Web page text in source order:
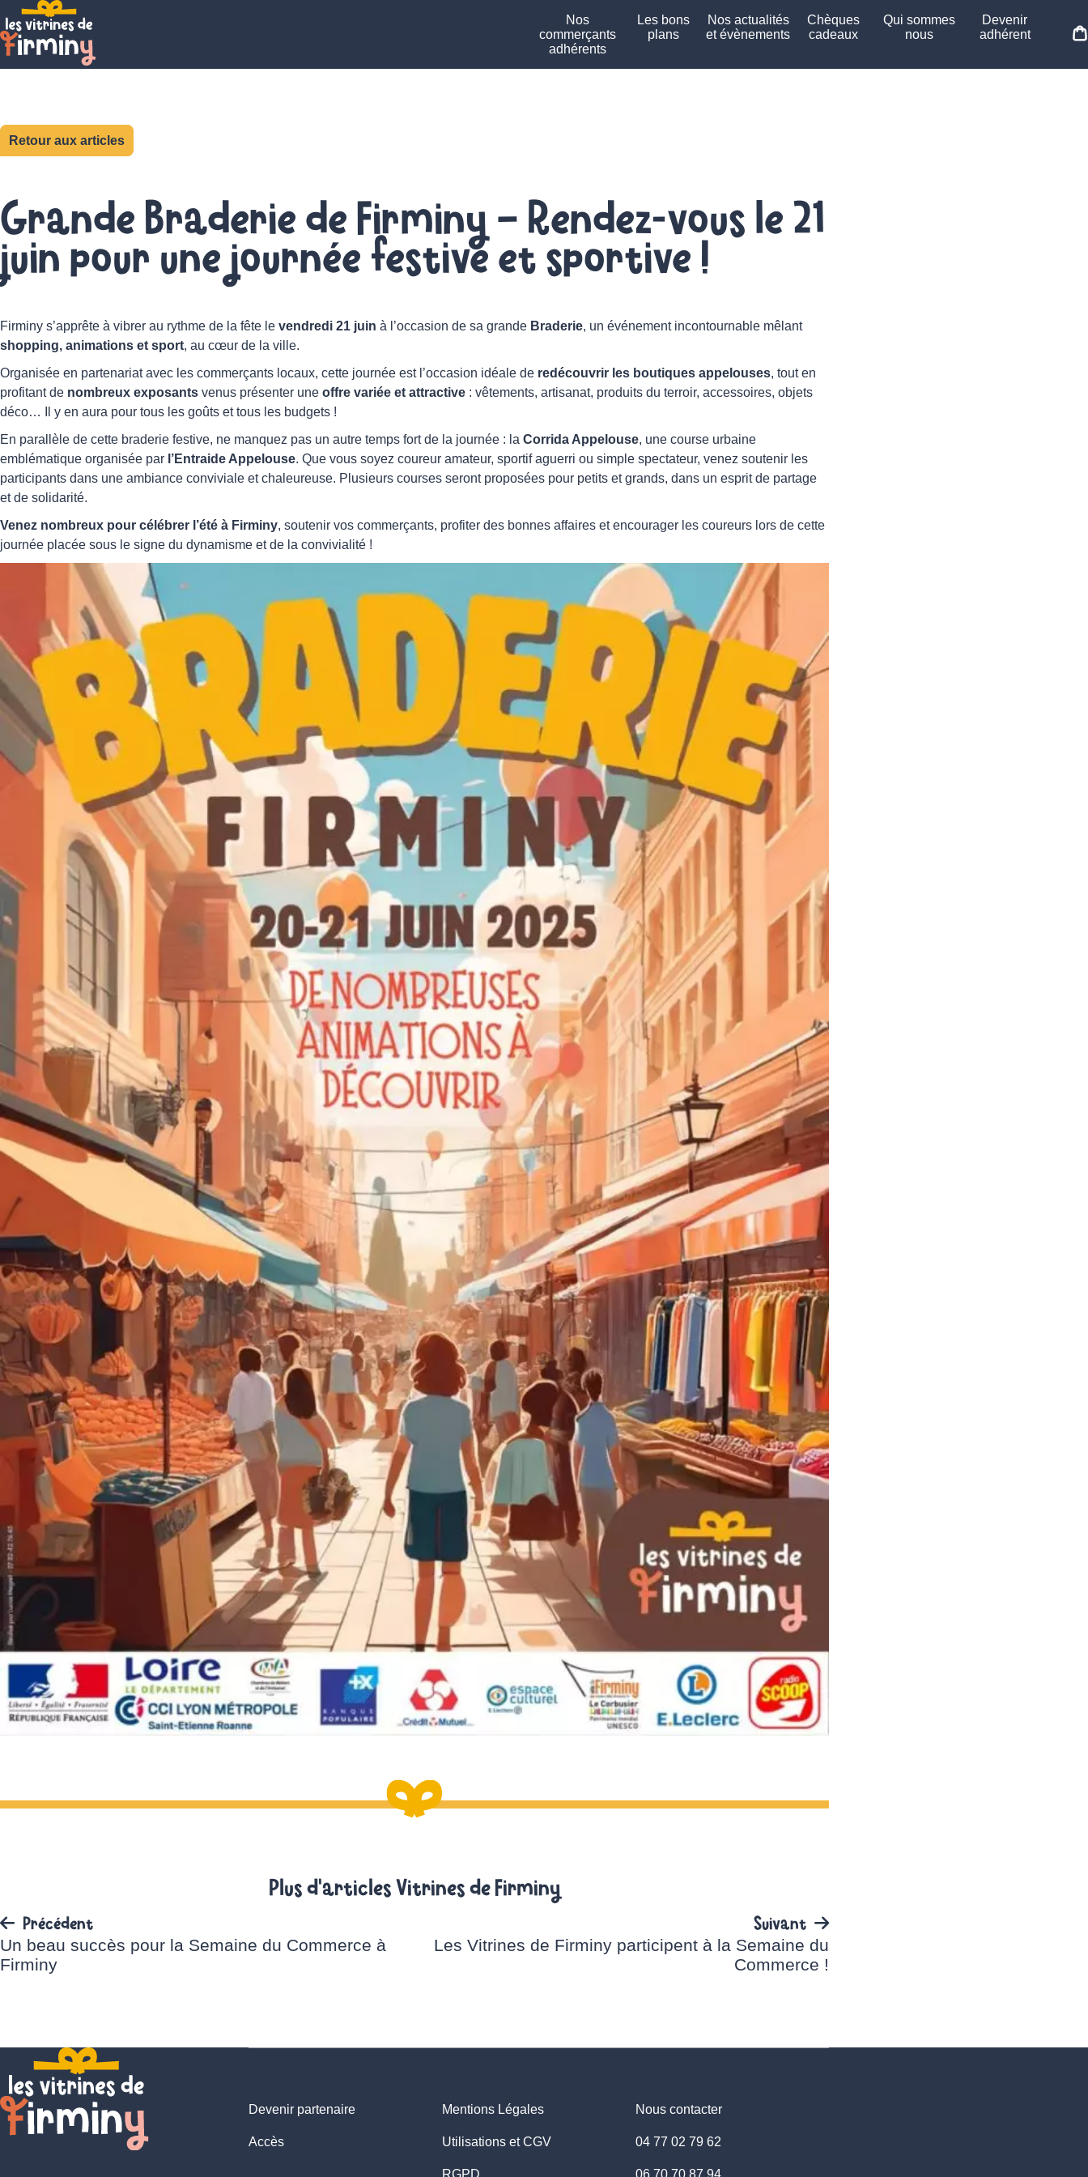
Nos
commerçants
adhérents
Les bons
plans
Nos actualités
et évènements
Chèques
cadeaux
Qui sommes
nous
Devenir
adhérent
Retour aux articles
Grande Braderie de Firminy – Rendez-vous le 21
juin pour une journée festive et sportive !
Firminy s’apprête à vibrer au rythme de la fête le vendredi 21 juin à l’occasion de sa grande Braderie, un événement incontournable mêlant
shopping, animations et sport, au cœur de la ville.
Organisée en partenariat avec les commerçants locaux, cette journée est l’occasion idéale de redécouvrir les boutiques appelouses, tout en
profitant de nombreux exposants venus présenter une offre variée et attractive : vêtements, artisanat, produits du terroir, accessoires, objets
déco… Il y en aura pour tous les goûts et tous les budgets !
En parallèle de cette braderie festive, ne manquez pas un autre temps fort de la journée : la Corrida Appelouse, une course urbaine
emblématique organisée par l’Entraide Appelouse. Que vous soyez coureur amateur, sportif aguerri ou simple spectateur, venez soutenir les
participants dans une ambiance conviviale et chaleureuse. Plusieurs courses seront proposées pour petits et grands, dans un esprit de partage
et de solidarité.
Venez nombreux pour célébrer l’été à Firminy, soutenir vos commerçants, profiter des bonnes affaires et encourager les coureurs lors de cette
journée placée sous le signe du dynamisme et de la convivialité !
Plus d'articles Vitrines de Firminy
Précédent
Un beau succès pour la Semaine du Commerce à
Firminy
Suivant
Les Vitrines de Firminy participent à la Semaine du
Commerce !
Devenir partenaire
Accès
Mentions Légales
Utilisations et CGV
Nous contacter
04 77 02 79 62